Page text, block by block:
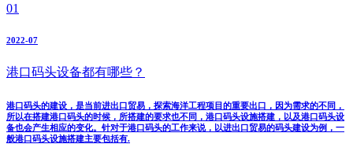
01
2022-07
港口码头设备都有哪些？
港口码头的建设，是当前进出口贸易，探索海洋工程项目的重要出口，因为需求的不同，
所以在搭建港口码头的时候，所搭建的要求也不同，港口码头设施搭建，以及港口码头设
备也会产生相应的变化。针对于港口码头的工作来说，以进出口贸易的码头建设为例，一
般港口码头设施搭建主要包括有.